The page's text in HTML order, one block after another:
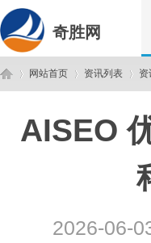
奇胜网
网站首页
›
资讯列表 资
AISEO
2026-06-